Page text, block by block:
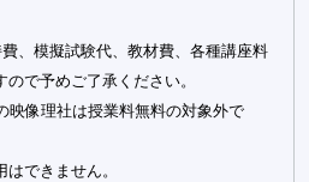
、模擬試験代、教材費、各種講座料
で予めご了承ください。
映像理社は授業料無料の対象外で
できません。